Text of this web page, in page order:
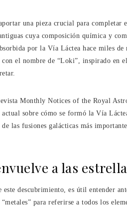
una pieza crucial para completar
cuya composición química y
por la Vía Láctea hace miles
con el nombre de “Loki”, inspirado en
Monthly Notices of the Royal
sobre cómo se formó la Vía
las fusiones galácticas más
a las
descubrimiento, es útil entender
para referirse a todos los